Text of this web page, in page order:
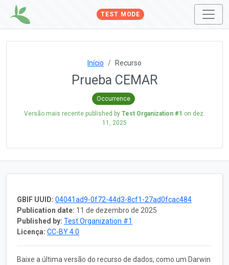
TEST MODE
Início Recurso
Prueba CEMAR
Occurrence
Versão mais recente published by Test Organization #1 on dez.
11, 2025
GBIF UUID: 04041ad9-0f72-44d3-8cf1-27ad0fcac484
Publication date: 11 de dezembro de 2025
Published by: Test Organization #1
Licença: CC-BY 4.0
Baixe a última versão do recurso de dados, como um Darwin